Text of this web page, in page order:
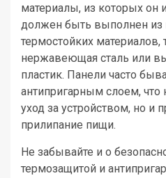
материалы, из которых он
должен быть выполнен из
термостойких материалов,
нержавеющая сталь или
пластик. Панели часто
антипригарным слоем, что
уход за устройством, но и
прилипание пищи.
Не забывайте и о
термозащитой и